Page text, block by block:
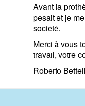
Avant la
pesait et je
société.
Merci à vous
travail, votre
Roberto